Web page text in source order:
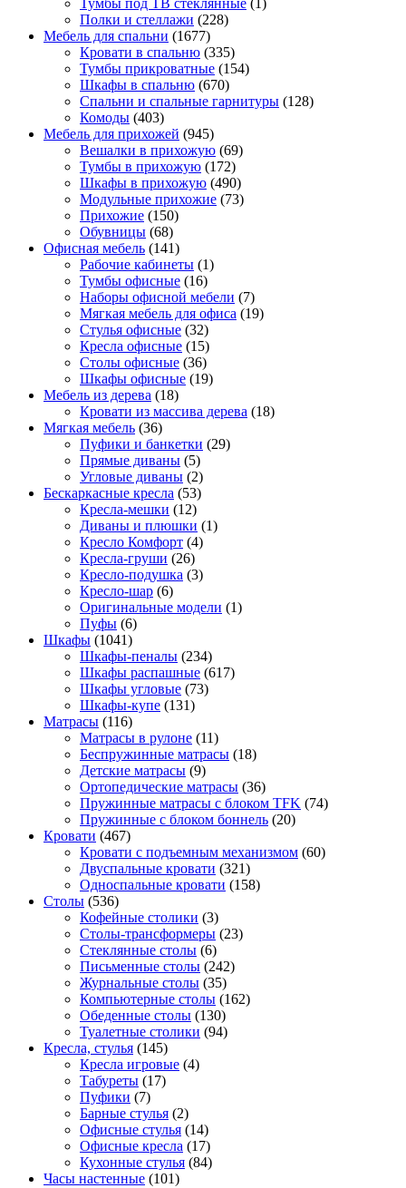
Тумбы под ТВ стеклянные (1)
Полки и стеллажи (228)
Мебель для спальни (1677)
Кровати в спальню (335)
Тумбы прикроватные (154)
Шкафы в спальню (670)
Спальни и спальные гарнитуры (128)
Комоды (403)
Мебель для прихожей (945)
Вешалки в прихожую (69)
Тумбы в прихожую (172)
Шкафы в прихожую (490)
Модульные прихожие (73)
Прихожие (150)
Обувницы (68)
Офисная мебель (141)
Рабочие кабинеты (1)
Тумбы офисные (16)
Наборы офисной мебели (7)
Мягкая мебель для офиса (19)
Стулья офисные (32)
Кресла офисные (15)
Столы офисные (36)
Шкафы офисные (19)
Мебель из дерева (18)
Кровати из массива дерева (18)
Мягкая мебель (36)
Пуфики и банкетки (29)
Прямые диваны (5)
Угловые диваны (2)
Бескаркасные кресла (53)
Кресла-мешки (12)
Диваны и плюшки (1)
Кресло Комфорт (4)
Кресла-груши (26)
Кресло-подушка (3)
Кресло-шар (6)
Оригинальные модели (1)
Пуфы (6)
Шкафы (1041)
Шкафы-пеналы (234)
Шкафы распашные (617)
Шкафы угловые (73)
Шкафы-купе (131)
Матрасы (116)
Матрасы в рулоне (11)
Беспружинные матрасы (18)
Детские матрасы (9)
Ортопедические матрасы (36)
Пружинные матрасы с блоком TFK (74)
Пружинные с блоком боннель (20)
Кровати (467)
Кровати с подъемным механизмом (60)
Двуспальные кровати (321)
Односпальные кровати (158)
Столы (536)
Кофейные столики (3)
Столы-трансформеры (23)
Стеклянные столы (6)
Письменные столы (242)
Журнальные столы (35)
Компьютерные столы (162)
Обеденные столы (130)
Туалетные столики (94)
Кресла, стулья (145)
Кресла игровые (4)
Табуреты (17)
Пуфики (7)
Барные стулья (2)
Офисные стулья (14)
Офисные кресла (17)
Кухонные стулья (84)
Часы настенные (101)